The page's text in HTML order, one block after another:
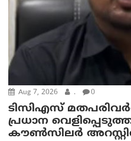
Aug 7, 2026 . 0
ടിസിഎസ്
പ്രധാന
കൗൺസിലർ